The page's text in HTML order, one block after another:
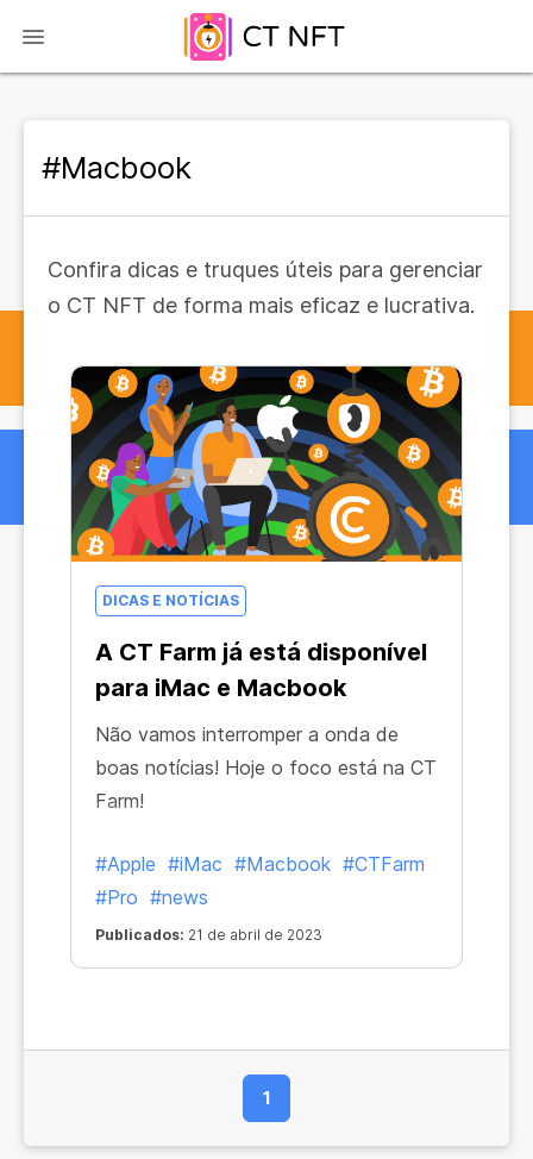
#Macbook
Confira dicas e truques úteis para gerenciar
o CT NFT de forma mais eficaz e lucrativa.
DICAS E NOTÍCIAS
A CT Farm já está disponível
para iMac e Macbook
Não vamos interromper a onda de
boas notícias! Hoje o foco está na CT
Farm!
#Apple #iMac #Macbook #CTFarm
#Pro #news
Publicados: 21 de abril de 2023
1